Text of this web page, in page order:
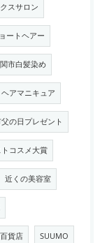
スサロン
ートヘアー
市白髪染め
ヘアマニキュア
の日プレゼント
コスメ大賞
くの美容室
貨店 SUUMO